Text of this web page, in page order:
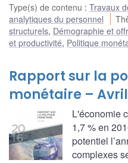
Type(s) de contenu : Travaux
analytiques du personnel
structurels, Démographie et
et productivité, Politique
Rapport sur la
monétaire – Avril
L'économie
1,7 % en
potentiel
complexes